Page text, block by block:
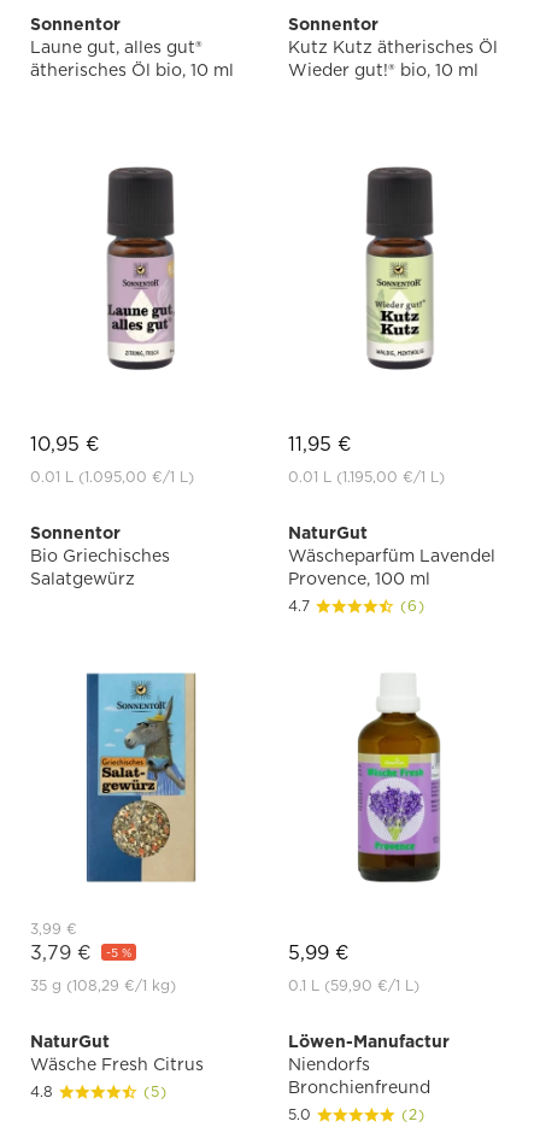
Sonnentor
Laune gut, alles gut®
ätherisches Öl bio, 10 ml
10,95 €
0.01 L (1.095,00 €/1 L)
Sonnentor
Kutz Kutz ätherisches Öl
Wieder gut!® bio, 10 ml
11,95 €
0.01 L (1.195,00 €/1 L)
Sonnentor
Bio Griechisches
Salatgewürz
3,99 €
3,79 € -5 %
35 g (108,29 €/1 kg)
NaturGut
Wäscheparfüm Lavendel
Provence, 100 ml
4.7 (6)
5,99 €
0.1 L (59,90 €/1 L)
NaturGut
Wäsche Fresh Citrus
4.8 (5)
Löwen-Manufactur
Niendorfs
Bronchienfreund
5.0 (2)